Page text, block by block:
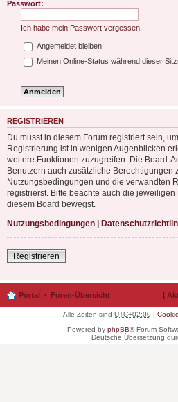
Passwort:
Ich habe mein Passwort vergessen
Angemeldet bleiben
Meinen Online-Status während dieser
REGISTRIEREN
Du musst in diesem Forum registriert sein,
Registrierung ist in wenigen Augenblicken
weitere Funktionen zuzugreifen. Die Board-
Benutzern auch zusätzliche Berechtigungen
Nutzungsbedingungen und die verwandten
registrierst. Bitte beachte auch die
diesem Board bewegst.
Nutzungsbedingungen |
Registrieren
Portal Foren-Übersicht |
Alle Zeiten sind UTC+02:00|
Powered by phpBB® Forum
Deutsche Übersetzung